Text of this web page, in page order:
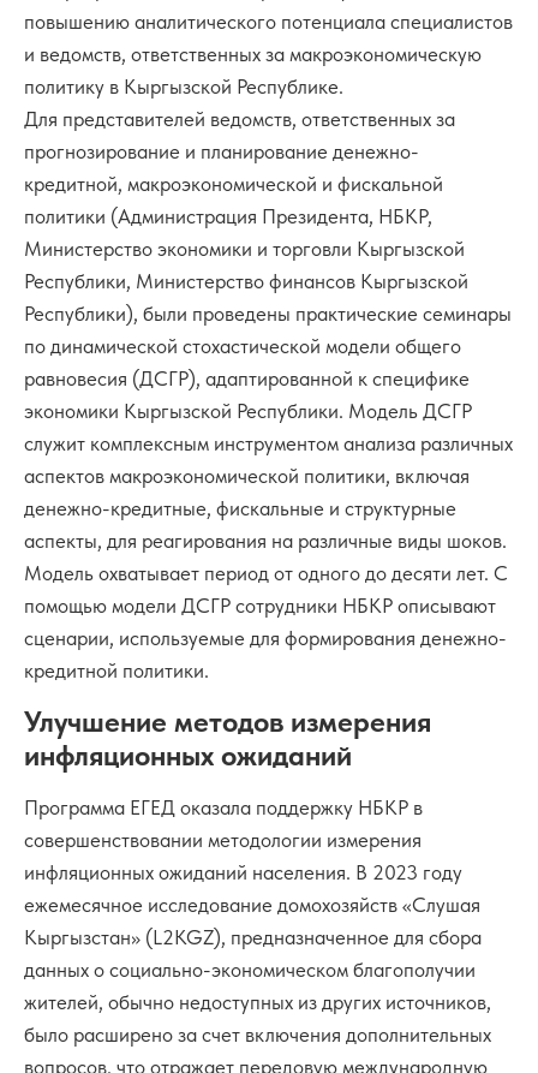
повышению аналитического потенциала специалистов
и ведомств, ответственных за макроэкономическую
политику в Кыргызской Республике.
Для представителей ведомств, ответственных за
прогнозирование и планирование денежно-
кредитной, макроэкономической и фискальной
политики (Администрация Президента, НБКР,
Министерство экономики и торговли Кыргызской
Республики, Министерство финансов Кыргызской
Республики), были проведены практические семинары
по динамической стохастической модели общего
равновесия (ДСГР), адаптированной к специфике
экономики Кыргызской Республики. Модель ДСГР
служит комплексным инструментом анализа различных
аспектов макроэкономической политики, включая
денежно-кредитные, фискальные и структурные
аспекты, для реагирования на различные виды шоков.
Модель охватывает период от одного до десяти лет. С
помощью модели ДСГР сотрудники НБКР описывают
сценарии, используемые для формирования денежно-
кредитной политики.
Улучшение методов измерения
инфляционных ожиданий
Программа ЕГЕД оказала поддержку НБКР в
совершенствовании методологии измерения
инфляционных ожиданий населения. В 2023 году
ежемесячное исследование домохозяйств «Слушая
Кыргызстан» (L2KGZ), предназначенное для сбора
данных о социально-экономическом благополучии
жителей, обычно недоступных из других источников,
было расширено за счет включения дополнительных
вопросов, что отражает передовую международную